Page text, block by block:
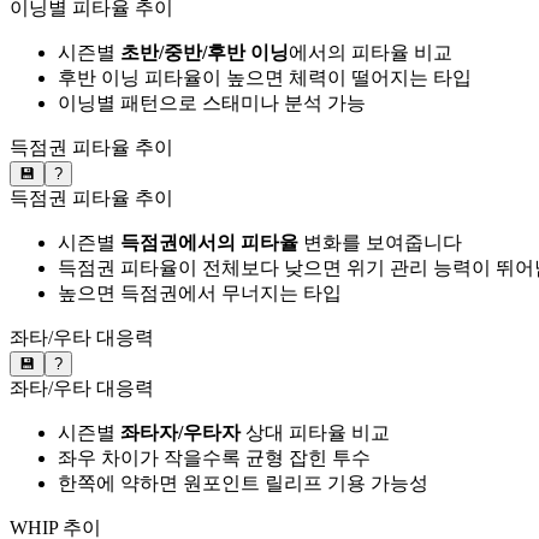
이닝별 피타율 추이
시즌별 초반/중반/후반 이닝에서의 피타율 비교
후반 이닝 피타율이 높으면 체력이 떨어지는 타입
이닝별 패턴으로 스태미나 분석 가능
득점권 피타율 추이
💾 ?
득점권 피타율 추이
시즌별 득점권에서의 피타율 변화를 보여줍니다
득점권 피타율이 전체보다 낮으면 위기 관리 능력이 뛰어
높으면 득점권에서 무너지는 타입
좌타/우타 대응력
💾 ?
좌타/우타 대응력
시즌별 좌타자/우타자상대 피타율 비교
좌우 차이가 작을수록 균형 잡힌 투수
한쪽에 약하면 원포인트 릴리프 기용 가능성
WHIP 추이